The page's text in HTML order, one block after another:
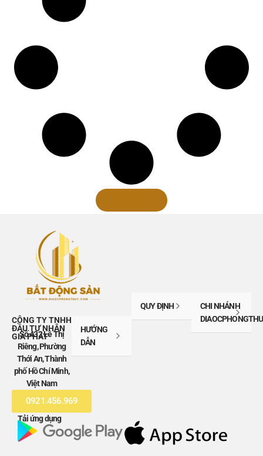
CÔNG TY TNHH
ĐẦU TƯ NHÂN
GIA PHÁT
Số 432 Lê Thị
Riêng, Phường
Thới An, Thành
phố Hồ Chí Minh,
Việt Nam
0921.456.969
HƯỚNG
DẪN
QUY ĐỊNH
CHI NHÁNH
Tải ứng dụng